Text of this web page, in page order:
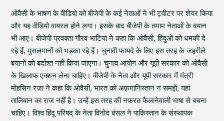
ओवैसी के भाषण के वीडियो को बीजेपी के कई नेताओं ने भी ट्वीटर पर शेयर किया
और यह वीडियो वायरल होने लगा। इसके बाद बीजेपी के तमाम नेताओं के बयान
भी आए। बीजेपी प्रवक्ता गौरव भाटिया ने कहा कि ओवैसी, हिंदुओं को धमकी दे
रहे हैं, मुसलमानों को भड़का रहे हैं। चुनावी फायदे के लिए इस तरह के जहरीले
बयानों को बर्दाश्त नहीं किया जाएगा। चुनाव आयोग और यूपी सरकार को ओवैसी
के खिलाफ एक्शन लेना चाहिए। बीजेपी के नेता और यूपी सरकार में मंत्री
मोहसिन रज़ा ने कहा कि ओवैसी, भारत को अफ़ग़ानिस्तान न समझें, यहां
तालिबान का राज नहीं है। उन्हें इस तरह की नफरत फैलानेवाली भाषा से बचना
चाहिए। विश्व हिंदू परिषद् के नेता विनोद बंसल ने पाकिस्तान के संस्थापक